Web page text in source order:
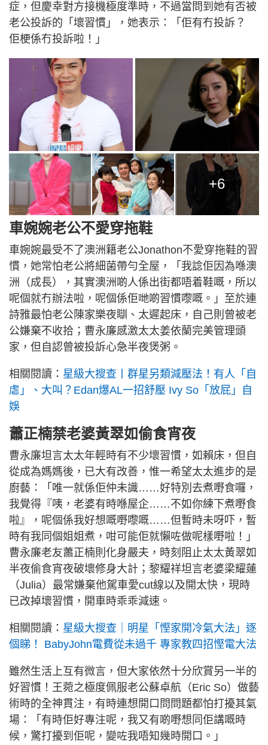
症，但慶幸對方接機極度準時，不過當問到她有否被
老公投訴的「壞習慣」，她表示：「佢有冇投訴？
佢梗係冇投訴啦！」
+6
車婉婉老公不愛穿拖鞋
車婉婉最受不了澳洲籍老公Jonathon不愛穿拖鞋的習
慣，她常怕老公將細菌帶勻全屋，「我諗佢因為喺澳
洲（成長），其實澳洲啲人係出街都唔着鞋嘅，所以
呢個就冇辦法啦，呢個係佢哋啲習慣嚟嘅。」至於連
詩雅最怕老公陳家樂夜瞓、太遲起床，自己則曾被老
公嫌棄不收拾；曹永廉感激太太姜依蘭完美管理頭
家，但自認曾被投訴心急半夜煲粥。
相關閱讀： 星級大搜查丨群星另類減壓法！有人「自
虐」、大叫？Edan爆AL一招舒壓 Ivy So「放屁」自
娛
蕭正楠禁老婆黃翠如偷食宵夜
曹永廉坦言太太年輕時有不少壞習慣，如賴床，但自
從成為媽媽後，已大有改善，惟一希望太太進步的是
廚藝：「唯一就係佢仲未識……好特別去煮嘢食囉，
我覺得『咦，老婆有時喺屋企……不如你練下煮嘢食
啦』，呢個係我好想嘅嘢嚟嘅……但暫時未呀吓，暫
時有我同個姐姐煮，咁可能佢就懶咗做呢樣嘢啦！」
曹永廉老友蕭正楠則化身嚴夫，時刻阻止太太黃翠如
半夜偷食宵夜破壞修身大計；黎耀祥坦言老婆梁耀蓮
（Julia）最常嫌棄他駕車愛cut線以及開太快，現時
已改掉壞習慣，開車時乖乖減速。
相關閱讀： 星級大搜查｜明星「慳家開冷氣大法」逐
個睇！ BabyJohn電費從未過千 專家教四招慳電大法
雖然生活上互有微言，但大家依然十分欣賞另一半的
好習慣！王菀之極度佩服老公蘇卓航（Eric So）做藝
術時的全神貫注，有時連想開口問問題都怕打擾其氣
場：「有時佢好專注呢，我又有啲嘢想同佢講嘅時
候，驚打擾到佢呢，變咗我唔知幾時開口。」